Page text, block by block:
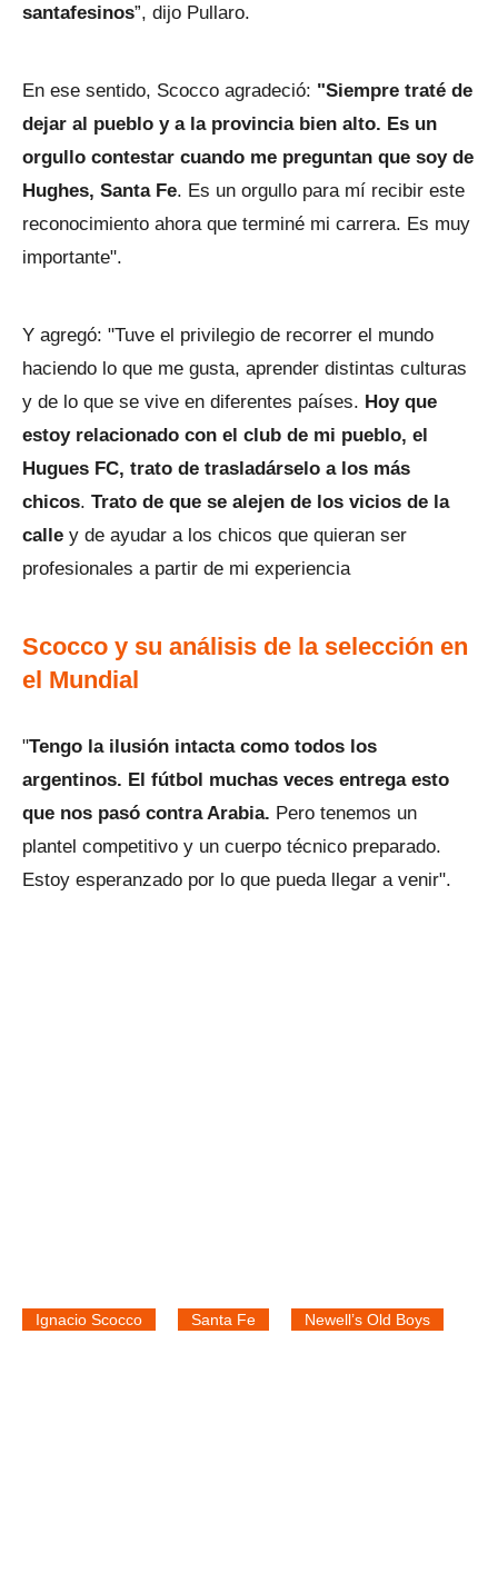
santafesinos”, dijo Pullaro.
En ese sentido, Scocco agradeció: "Siempre traté de
dejar al pueblo y a la provincia bien alto. Es un
orgullo contestar cuando me preguntan que soy de
Hughes, Santa Fe. Es un orgullo para mí recibir este
reconocimiento ahora que terminé mi carrera. Es muy
importante".
Y agregó: "Tuve el privilegio de recorrer el mundo
haciendo lo que me gusta, aprender distintas culturas
y de lo que se vive en diferentes países. Hoy que
estoy relacionado con el club de mi pueblo, el
Hugues FC, trato de trasladárselo a los más
chicos. Trato de que se alejen de los vicios de la
calle y de ayudar a los chicos que quieran ser
profesionales a partir de mi experiencia
Scocco y su análisis de la selección en
el Mundial
"Tengo la ilusión intacta como todos los
argentinos. El fútbol muchas veces entrega esto
que nos pasó contra Arabia. Pero tenemos un
plantel competitivo y un cuerpo técnico preparado.
Estoy esperanzado por lo que pueda llegar a venir".
Ignacio Scocco Santa Fe Newell’s Old Boys